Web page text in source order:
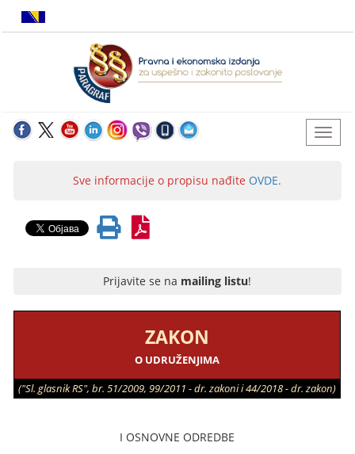
Sve informacije o propisu nađite OVDE.
Prijavite se na mailing listu!
ZAKON
O UDRUŽENJIMA
("Sl. glasnik RS", br. 51/2009, 99/2011 - dr. zakoni i 44/2018 - dr. zakon)
I OSNOVNE ODREDBE